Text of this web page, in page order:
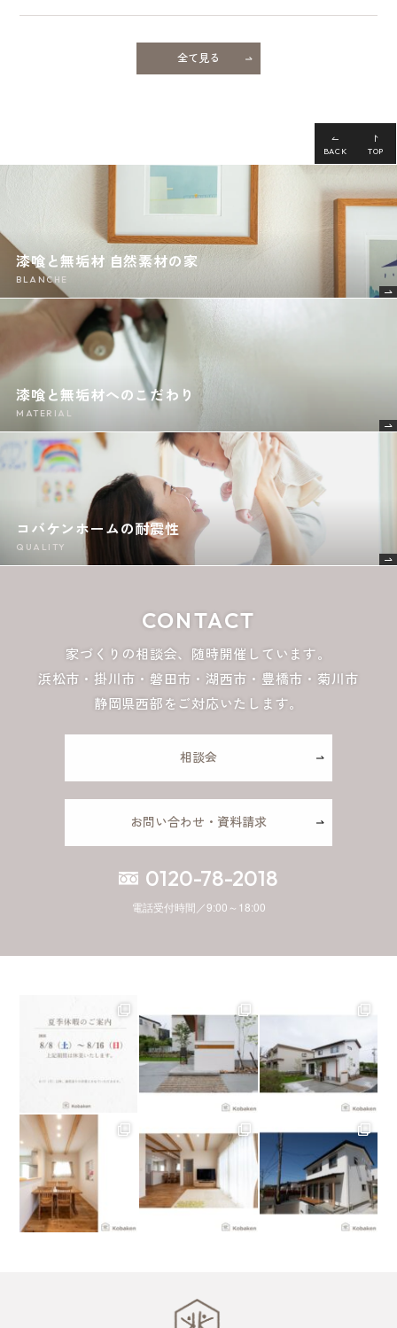
全て見る
BACK TOP
漆喰と無垢材 自然素材の家
BLANCHE
漆喰と無垢材へのこだわり
MATERIAL
コバケンホームの耐震性
QUALITY
CONTACT
家づくりの相談会、随時開催しています。
浜松市・掛川市・磐田市・湖西市・豊橋市・菊川市
静岡県西部をご対応いたします。
相談会
お問い合わせ・資料請求
0120-78-2018
電話受付時間／9:00～18:00